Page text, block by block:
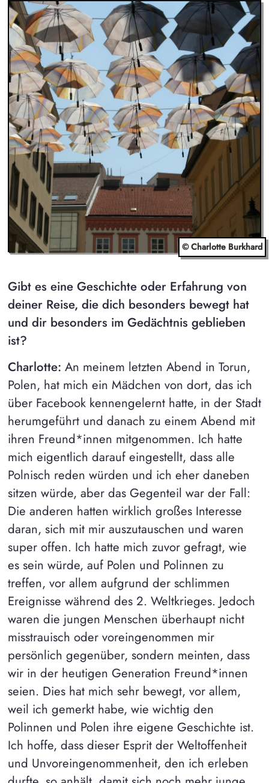
© Charlotte Burkhard
Gibt es eine Geschichte oder Erfahrung von
deiner Reise, die dich besonders bewegt hat
und dir besonders im Gedächtnis geblieben
ist?
Charlotte: An meinem letzten Abend in Torun,
Polen, hat mich ein Mädchen von dort, das ich
über Facebook kennengelernt hatte, in der Stadt
herumgeführt und danach zu einem Abend mit
ihren Freund*innen mitgenommen. Ich hatte
mich eigentlich darauf eingestellt, dass alle
Polnisch reden würden und ich eher daneben
sitzen würde, aber das Gegenteil war der Fall:
Die anderen hatten wirklich großes Interesse
daran, sich mit mir auszutauschen und waren
super offen. Ich hatte mich zuvor gefragt, wie
es sein würde, auf Polen und Polinnen zu
treffen, vor allem aufgrund der schlimmen
Ereignisse während des 2. Weltkrieges. Jedoch
waren die jungen Menschen überhaupt nicht
misstrauisch oder voreingenommen mir
persönlich gegenüber, sondern meinten, dass
wir in der heutigen Generation Freund*innen
seien. Dies hat mich sehr bewegt, vor allem,
weil ich gemerkt habe, wie wichtig den
Polinnen und Polen ihre eigene Geschichte ist.
Ich hoffe, dass dieser Esprit der Weltoffenheit
und Unvoreingenommenheit, den ich erleben